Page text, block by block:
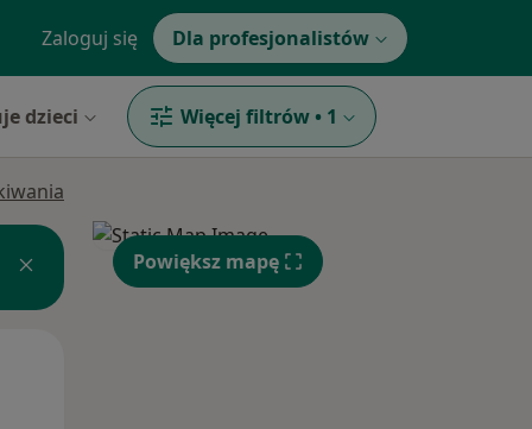
Zaloguj się Dla profesjonalistów
dzieci Więcej filtrów • 1
Powiększ mapę